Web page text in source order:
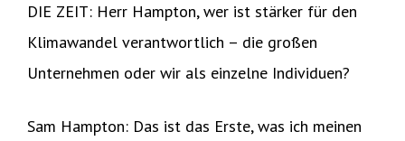
DIE ZEIT: Herr Hampton, wer ist stärker für den
Klimawandel verantwortlich – die großen
Unternehmen oder wir als einzelne Individuen?
Sam Hampton: Das ist das Erste, was ich meinen